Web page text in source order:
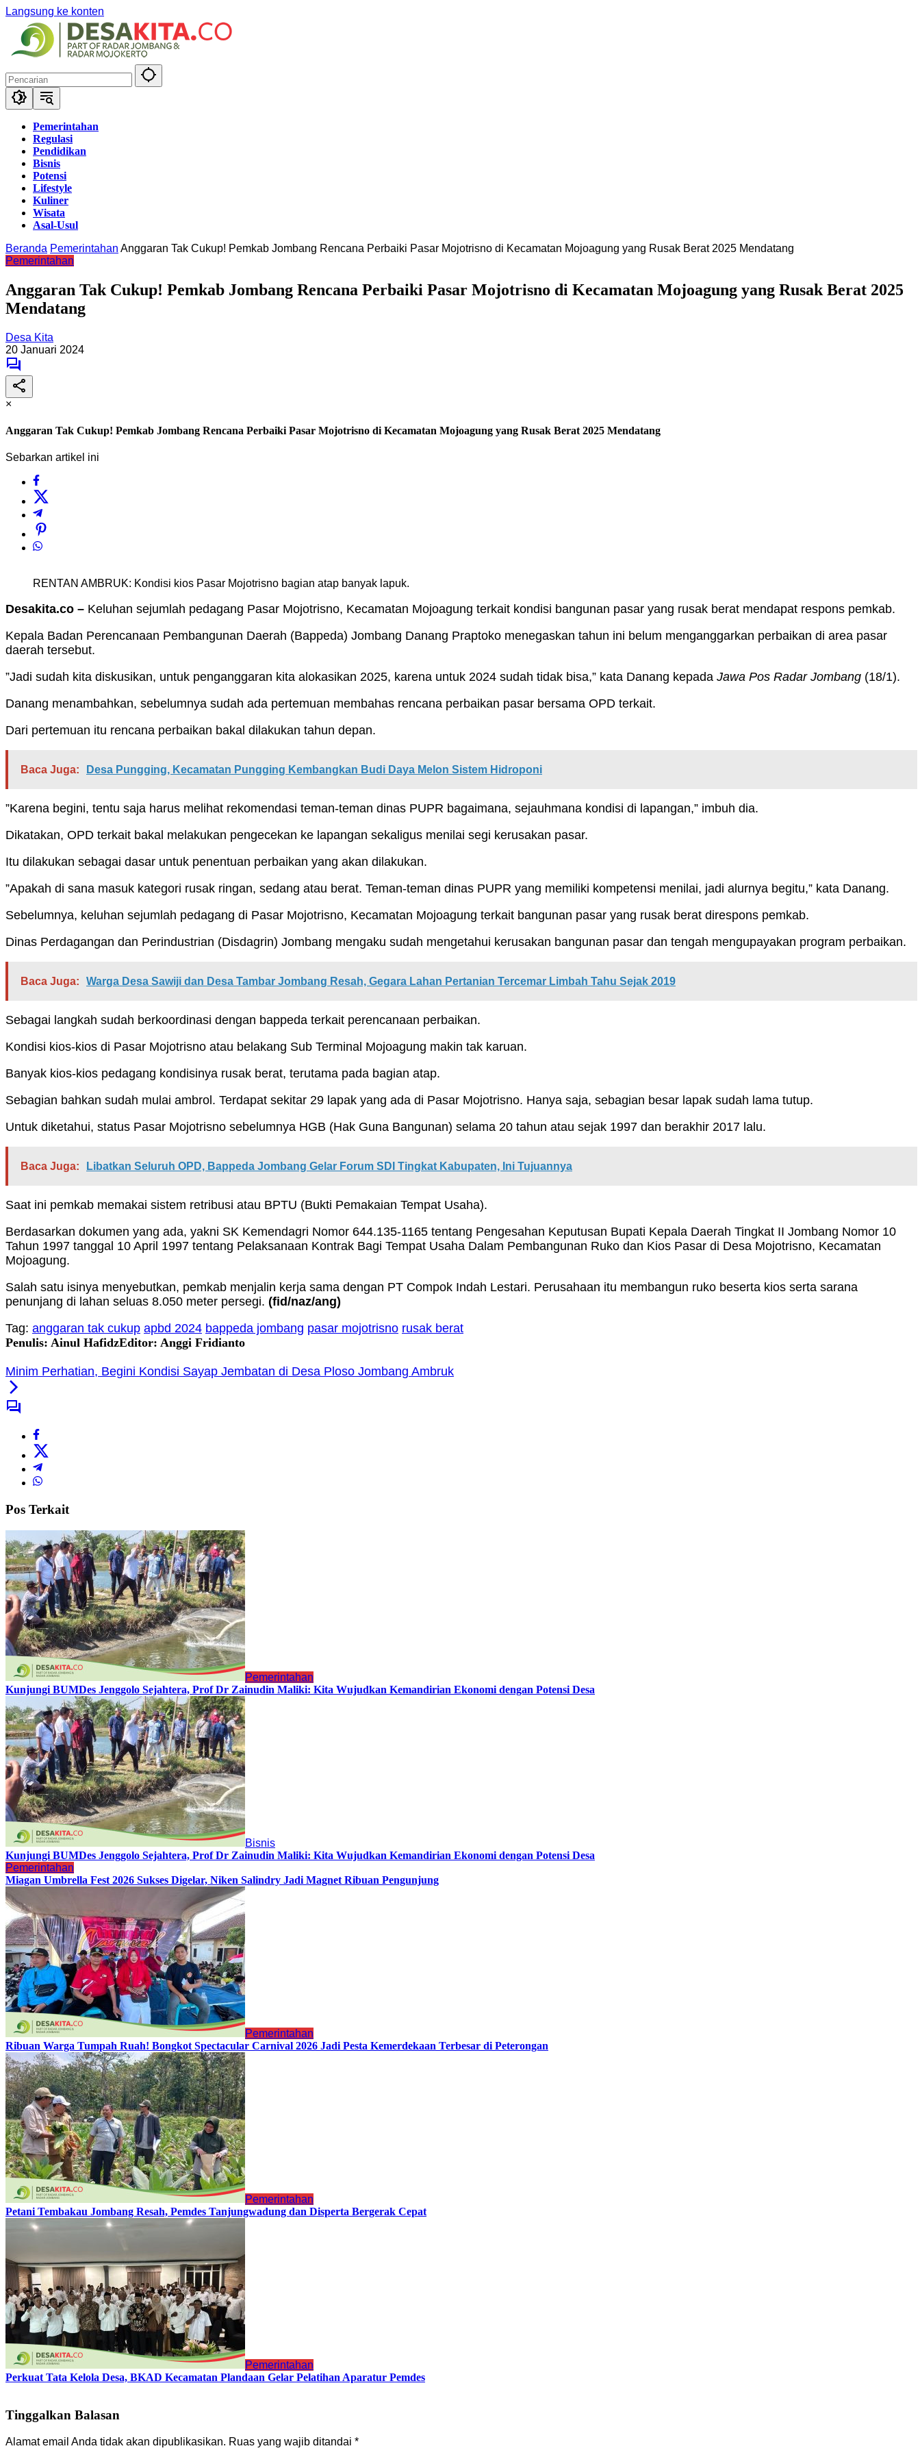
Langsung ke konten
Pemerintahan
Regulasi
Pendidikan
Bisnis
Potensi
Lifestyle
Kuliner
Wisata
Asal-Usul
Beranda Pemerintahan Anggaran Tak Cukup! Pemkab Jombang Rencana Perbaiki Pasar Mojotrisno di Kecamatan Mojoagung yang Rusak Berat 2025 Mendatang
Pemerintahan
Anggaran Tak Cukup! Pemkab Jombang Rencana Perbaiki Pasar Mojotrisno di Kecamatan Mojoagung yang Rusak Berat 2025
Mendatang
Desa Kita
20 Januari 2024
×
Anggaran Tak Cukup! Pemkab Jombang Rencana Perbaiki Pasar Mojotrisno di Kecamatan Mojoagung yang Rusak Berat 2025 Mendatang
Sebarkan artikel ini
RENTAN AMBRUK: Kondisi kios Pasar Mojotrisno bagian atap banyak lapuk.
Desakita.co – Keluhan sejumlah pedagang Pasar Mojotrisno, Kecamatan Mojoagung terkait kondisi bangunan pasar yang rusak berat mendapat respons pemkab.
Kepala Badan Perencanaan Pembangunan Daerah (Bappeda) Jombang Danang Praptoko menegaskan tahun ini belum menganggarkan perbaikan di area pasar
daerah tersebut.
”Jadi sudah kita diskusikan, untuk penganggaran kita alokasikan 2025, karena untuk 2024 sudah tidak bisa,” kata Danang kepada Jawa Pos Radar Jombang (18/1).
Danang menambahkan, sebelumnya sudah ada pertemuan membahas rencana perbaikan pasar bersama OPD terkait.
Dari pertemuan itu rencana perbaikan bakal dilakukan tahun depan.
Baca Juga: Desa Pungging, Kecamatan Pungging Kembangkan Budi Daya Melon Sistem Hidroponi
”Karena begini, tentu saja harus melihat rekomendasi teman-teman dinas PUPR bagaimana, sejauhmana kondisi di lapangan,” imbuh dia.
Dikatakan, OPD terkait bakal melakukan pengecekan ke lapangan sekaligus menilai segi kerusakan pasar.
Itu dilakukan sebagai dasar untuk penentuan perbaikan yang akan dilakukan.
”Apakah di sana masuk kategori rusak ringan, sedang atau berat. Teman-teman dinas PUPR yang memiliki kompetensi menilai, jadi alurnya begitu,” kata Danang.
Sebelumnya, keluhan sejumlah pedagang di Pasar Mojotrisno, Kecamatan Mojoagung terkait bangunan pasar yang rusak berat direspons pemkab.
Dinas Perdagangan dan Perindustrian (Disdagrin) Jombang mengaku sudah mengetahui kerusakan bangunan pasar dan tengah mengupayakan program perbaikan.
Baca Juga: Warga Desa Sawiji dan Desa Tambar Jombang Resah, Gegara Lahan Pertanian Tercemar Limbah Tahu Sejak 2019
Sebagai langkah sudah berkoordinasi dengan bappeda terkait perencanaan perbaikan.
Kondisi kios-kios di Pasar Mojotrisno atau belakang Sub Terminal Mojoagung makin tak karuan.
Banyak kios-kios pedagang kondisinya rusak berat, terutama pada bagian atap.
Sebagian bahkan sudah mulai ambrol. Terdapat sekitar 29 lapak yang ada di Pasar Mojotrisno. Hanya saja, sebagian besar lapak sudah lama tutup.
Untuk diketahui, status Pasar Mojotrisno sebelumnya HGB (Hak Guna Bangunan) selama 20 tahun atau sejak 1997 dan berakhir 2017 lalu.
Baca Juga: Libatkan Seluruh OPD, Bappeda Jombang Gelar Forum SDI Tingkat Kabupaten, Ini Tujuannya
Saat ini pemkab memakai sistem retribusi atau BPTU (Bukti Pemakaian Tempat Usaha).
Berdasarkan dokumen yang ada, yakni SK Kemendagri Nomor 644.135-1165 tentang Pengesahan Keputusan Bupati Kepala Daerah Tingkat II Jombang Nomor 10
Tahun 1997 tanggal 10 April 1997 tentang Pelaksanaan Kontrak Bagi Tempat Usaha Dalam Pembangunan Ruko dan Kios Pasar di Desa Mojotrisno, Kecamatan
Mojoagung.
Salah satu isinya menyebutkan, pemkab menjalin kerja sama dengan PT Compok Indah Lestari. Perusahaan itu membangun ruko beserta kios serta sarana
penunjang di lahan seluas 8.050 meter persegi. (fid/naz/ang)
Tag: anggaran tak cukup apbd 2024 bappeda jombang pasar mojotrisno rusak berat
Penulis: Ainul HafidzEditor: Anggi Fridianto
Minim Perhatian, Begini Kondisi Sayap Jembatan di Desa Ploso Jombang Ambruk
Pos Terkait
Pemerintahan
Kunjungi BUMDes Jenggolo Sejahtera, Prof Dr Zainudin Maliki: Kita Wujudkan Kemandirian Ekonomi dengan Potensi Desa
Bisnis
Kunjungi BUMDes Jenggolo Sejahtera, Prof Dr Zainudin Maliki: Kita Wujudkan Kemandirian Ekonomi dengan Potensi Desa
Pemerintahan
Miagan Umbrella Fest 2026 Sukses Digelar, Niken Salindry Jadi Magnet Ribuan Pengunjung
Pemerintahan
Ribuan Warga Tumpah Ruah! Bongkot Spectacular Carnival 2026 Jadi Pesta Kemerdekaan Terbesar di Peterongan
Pemerintahan
Petani Tembakau Jombang Resah, Pemdes Tanjungwadung dan Disperta Bergerak Cepat
Pemerintahan
Perkuat Tata Kelola Desa, BKAD Kecamatan Plandaan Gelar Pelatihan Aparatur Pemdes
Tinggalkan Balasan
Alamat email Anda tidak akan dipublikasikan. Ruas yang wajib ditandai *